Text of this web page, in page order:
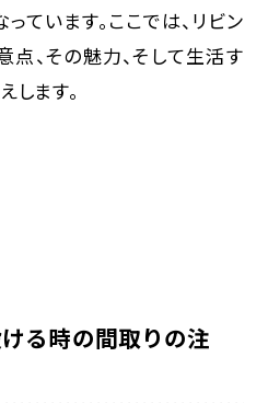
ています。ここでは、リビン
、その魅力、そして生活す
します。
る時の間取りの注